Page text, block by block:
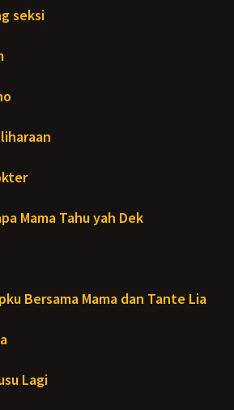
seksi
Mama Tahu yah Dek
Bersama Mama dan Tante Lia
Lagi